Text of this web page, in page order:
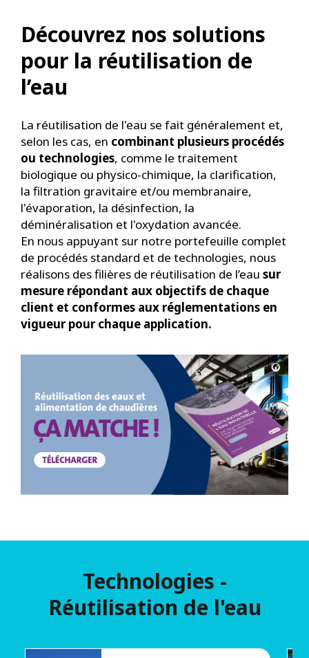
Découvrez nos solutions
pour la réutilisation de
l’eau
La réutilisation de l'eau se fait généralement et,
selon les cas, en combinant plusieurs procédés
ou technologies, comme le traitement
biologique ou physico-chimique, la clarification,
la filtration gravitaire et/ou membranaire,
l'évaporation, la désinfection, la
déminéralisation et l'oxydation avancée.
En nous appuyant sur notre portefeuille complet
de procédés standard et de technologies, nous
réalisons des filières de réutilisation de l’eau sur
mesure répondant aux objectifs de chaque
client et conformes aux réglementations en
vigueur pour chaque application.
Technologies -
Réutilisation de l'eau